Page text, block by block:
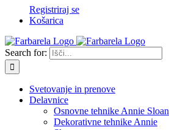
Registriraj se
Košarica
Search for:
Svetovanje in prenove
Delavnice
Osnovne tehnike Annie Sloan
Dekorativne tehnike Annie